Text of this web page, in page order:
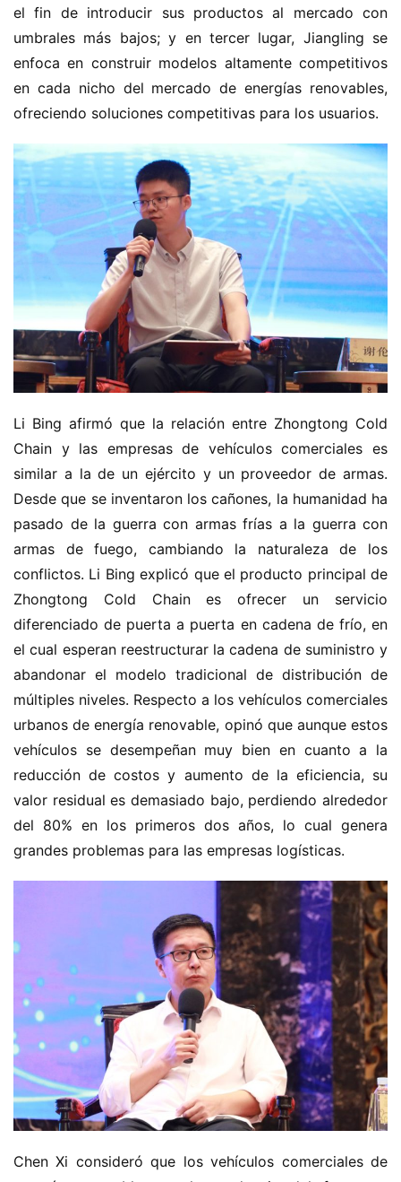
el fin de introducir sus productos al mercado con
umbrales más bajos; y en tercer lugar, Jiangling se
enfoca en construir modelos altamente competitivos
en cada nicho del mercado de energías renovables,
ofreciendo soluciones competitivas para los usuarios.
Li Bing afirmó que la relación entre Zhongtong Cold
Chain y las empresas de vehículos comerciales es
similar a la de un ejército y un proveedor de armas.
Desde que se inventaron los cañones, la humanidad ha
pasado de la guerra con armas frías a la guerra con
armas de fuego, cambiando la naturaleza de los
conflictos. Li Bing explicó que el producto principal de
Zhongtong Cold Chain es ofrecer un servicio
diferenciado de puerta a puerta en cadena de frío, en
el cual esperan reestructurar la cadena de suministro y
abandonar el modelo tradicional de distribución de
múltiples niveles. Respecto a los vehículos comerciales
urbanos de energía renovable, opinó que aunque estos
vehículos se desempeñan muy bien en cuanto a la
reducción de costos y aumento de la eficiencia, su
valor residual es demasiado bajo, perdiendo alrededor
del 80% en los primeros dos años, lo cual genera
grandes problemas para las empresas logísticas.
Chen Xi consideró que los vehículos comerciales de